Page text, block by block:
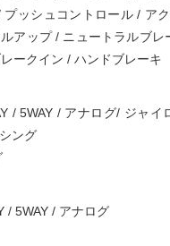
ッシュコントロール / ア
アップ / ニュートラルブレ
ークイン / ハンドブレーキ
/ 5WAY / アナログ/ ジャイ
ング
/ 5WAY / アナログ